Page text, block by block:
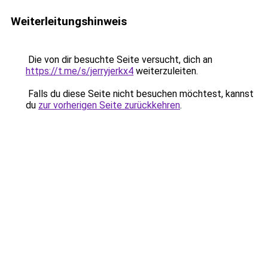
Weiterleitungshinweis
Die von dir besuchte Seite versucht, dich an
https://t.me/s/jerryjerkx4 weiterzuleiten.
Falls du diese Seite nicht besuchen möchtest, kannst
du zur vorherigen Seite zurückkehren.